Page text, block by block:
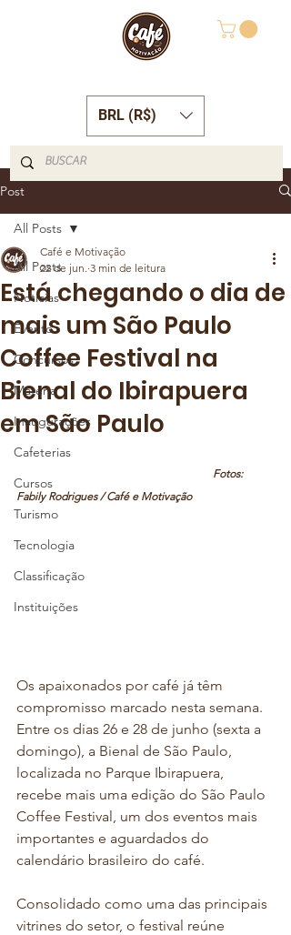
BRL (R$)
Post
All Posts
Notícias
Evento
Concursos
Matéria
Inaugurações
Cafeterias
Cursos
Turismo
Tecnologia
Classificação
Instituições
All Posts
Está chegando o dia de
mais um São Paulo
Coffee Festival na
Bienal do Ibirapuera
em São Paulo
Café e Motivação
22 de jun. 3 min de leitura
Fotos:
Fabily Rodrigues / Café e Motivação
Os apaixonados por café já têm
compromisso marcado nesta semana.
Entre os dias 26 e 28 de junho (sexta a
domingo), a Bienal de São Paulo,
localizada no Parque Ibirapuera,
recebe mais uma edição do São Paulo
Coffee Festival, um dos eventos mais
importantes e aguardados do
calendário brasileiro do café.
Consolidado como uma das principais
vitrines do setor, o festival reúne